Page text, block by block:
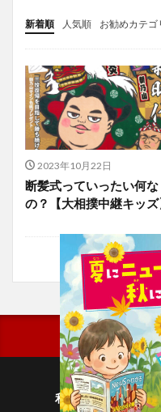
新着順 人気順
お勧めカテゴ
投稿
学び
マンガ
電子書籍
2023年10月22日
断髪式っていったい何な
の？【大相撲中継キッズ
利用規約
プライ